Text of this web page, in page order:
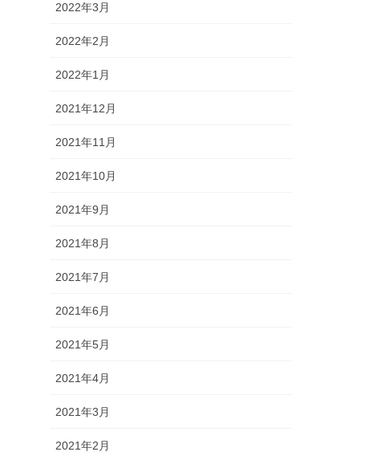
2022年3月
2022年2月
2022年1月
2021年12月
2021年11月
2021年10月
2021年9月
2021年8月
2021年7月
2021年6月
2021年5月
2021年4月
2021年3月
2021年2月